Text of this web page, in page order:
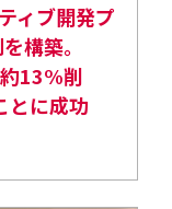
ィブ開発プ
構築。
13%削
とに成功